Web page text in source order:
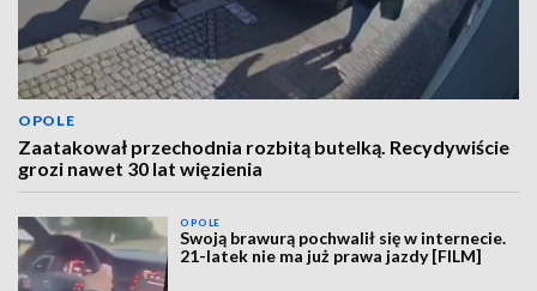
OPOLE
Zaatakował przechodnia rozbitą butelką. Recydywiście
grozi nawet 30 lat więzienia
OPOLE
Swoją brawurą pochwalił się w internecie.
21-latek nie ma już prawa jazdy [FILM]